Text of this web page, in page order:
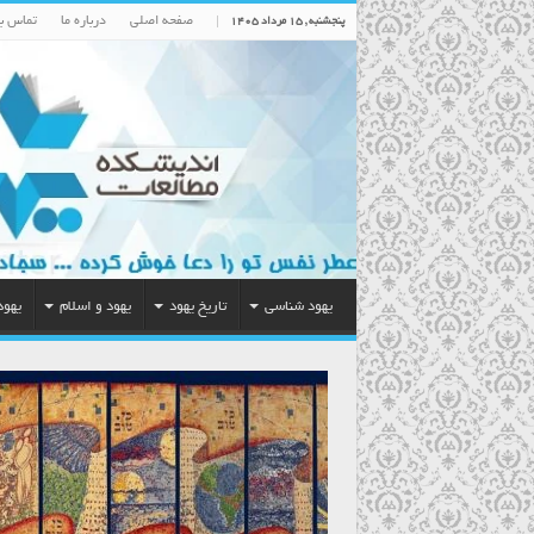
پنجشنبه , ۱۵ مرداد ۱۴۰۵ صفحه اصلی درباره ما تماس
یهود شناسی تاریخ یهود یهود و اسلام